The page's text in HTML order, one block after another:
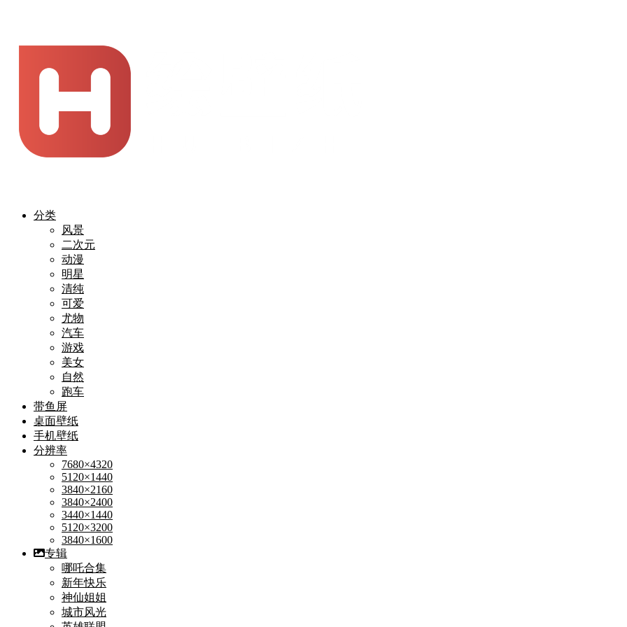
分类
风景
二次元
动漫
明星
清纯
可爱
尤物
汽车
游戏
美女
自然
跑车
带鱼屏
桌面壁纸
手机壁纸
分辨率
7680×4320
5120×1440
3840×2160
3840×2400
3440×1440
5120×3200
3840×1600
专辑
哪吒合集
新年快乐
神仙姐姐
城市风光